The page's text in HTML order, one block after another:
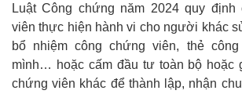
Luật Công chứng năm 2024 quy định
viên thực hiện hành vi cho người khác
bổ nhiệm công chứng viên, thẻ
mình… hoặc cấm đầu tư toàn bộ hoặc
chứng viên khác để thành lập, nhận